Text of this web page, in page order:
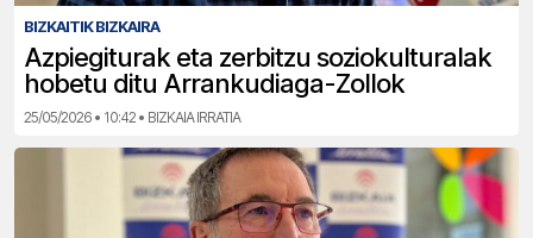
BIZKAITIK BIZKAIRA
Azpiegiturak eta zerbitzu soziokulturalak
hobetu ditu Arrankudiaga-Zollok
25/05/2026 • 10:42 • BIZKAIA IRRATIA